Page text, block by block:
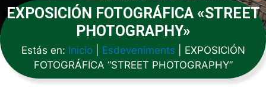
EXPOSICIÓN FOTOGRÁFICA «STREET
PHOTOGRAPHY»
Estás en: Inicio| Esdeveniments
EXPOSICIÓN
FOTOGRÁFICA “STREET PHOTOGRAPHY”